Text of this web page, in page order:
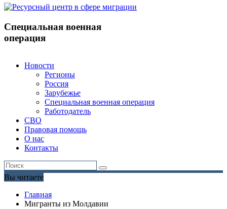
Специальная военная
операция
Новости
Регионы
Россия
Зарубежье
Специальная военная операция
Работодатель
СВО
Правовая помощь
О нас
Контакты
Вы читаете
Главная
Мигранты из Молдавии